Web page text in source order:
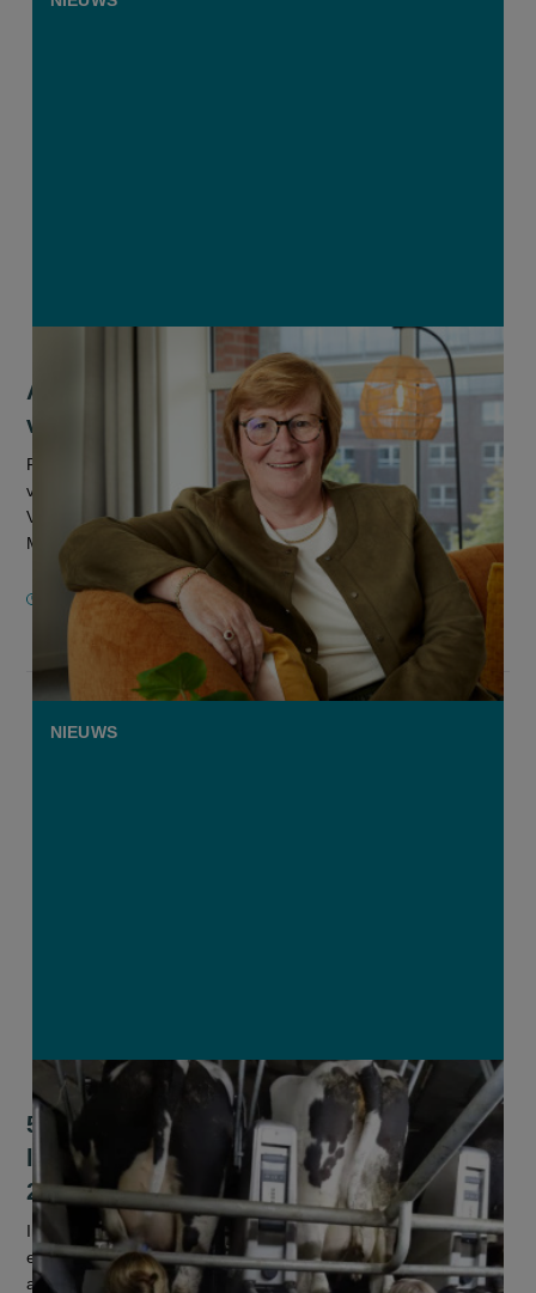
An Vrancken wordt nieuwe voorzitter
van Ferm
Ferm, de grootste vrouwenorganisatie van Vlaanderen en
vroeger bekend als KVLV, krijgt een nieuwe voorzitter. Ann
Vrancken nam woensdag met trots de fakkel over van
Monique Swinnen. “Het DNA...
22 OKTOBER 2025
563 meewerkende echtgenoten in
landbouw kregen eigen pensioen in
2023 en 2024
In 2023 en 2024 kregen in totaal 1.613 meewerkende
echtgenoten een eigen pensioen. Daarvan waren er 563
actief in de landbouwsector. Voordien kwamen vrouwen en
NIEUWS